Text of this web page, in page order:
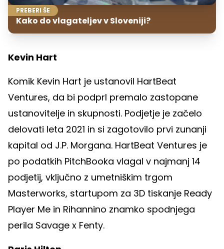
PREBERI ŠE
Kako do vlagateljev v Sloveniji?
Kevin Hart
Komik Kevin Hart je ustanovil HartBeat
Ventures, da bi podprl premalo zastopane
ustanovitelje in skupnosti. Podjetje je začelo
delovati leta 2021 in si zagotovilo prvi zunanji
kapital od J.P. Morgana. HartBeat Ventures je
po podatkih PitchBooka vlagal v najmanj 14
podjetij, vključno z umetniškim trgom
Masterworks, startupom za 3D tiskanje Ready
Player Me in Rihannino znamko spodnjega
perila Savage x Fenty.